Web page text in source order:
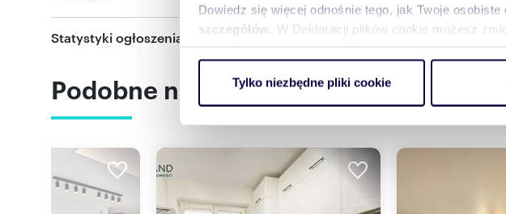
Dowiedz się więcej odnośnie tego, jak Twoje
szczegółów . W Deklaracji plików cookie możesz
ruch w naszej witrynie. Informacje o tym, jak
reklamowym i analitycznym. Partnerzy mogą
uzyskanymi podczas korzystania z ich usług.
Tylko niezbędne pliki cookie
Statystyki ogłoszenia:
Podobne nieruchomości